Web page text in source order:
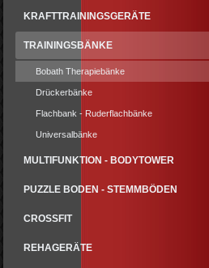
KRAFTTRAININGSGERÄTE
TRAININGSBÄNKE
Bobath Therapiebänke
Drückerbänke
Flachbank - Ruderflachbänke
Universalbänke
MULTIFUNKTION - BODYTOWER
PUZZLE BODEN - STEMMBÖDEN
CROSSFIT
REHAGERÄTE